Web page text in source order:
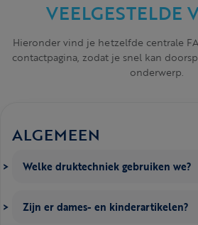
VEELGESTELDE
Hieronder vind je hetzelfde centrale
contactpagina, zodat je snel kan
onderwerp.
ALGEMEEN
Welke druktechniek gebruiken we?
Zijn er dames- en kinderartikelen?